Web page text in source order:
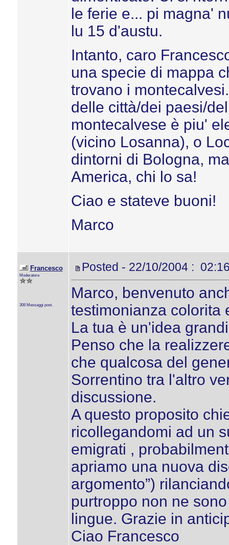
le ferie e... pi magna'
lu 15 d'austu.
Intanto, caro
una specie di mappa
trovano i
delle città/dei paesi/
montecalvese è piu'
(vicino Losanna), o
dintorni di Bologna,
America, chi lo sa!
Ciao e stateve buoni!
Marco
Francesco
Moderatore
306 Messaggi post.
Posted - 22/10/2004 :
Marco, benvenuto
testimonianza colorita
La tua è un'idea
Penso che la
che qualcosa del
Sorrentino tra l'altro
discussione.
A questo proposito
ricollegandomi ad un
emigrati ,
apriamo una nuova
argomento”)
purtroppo non ne
lingue. Grazie in
Ciao Francesco